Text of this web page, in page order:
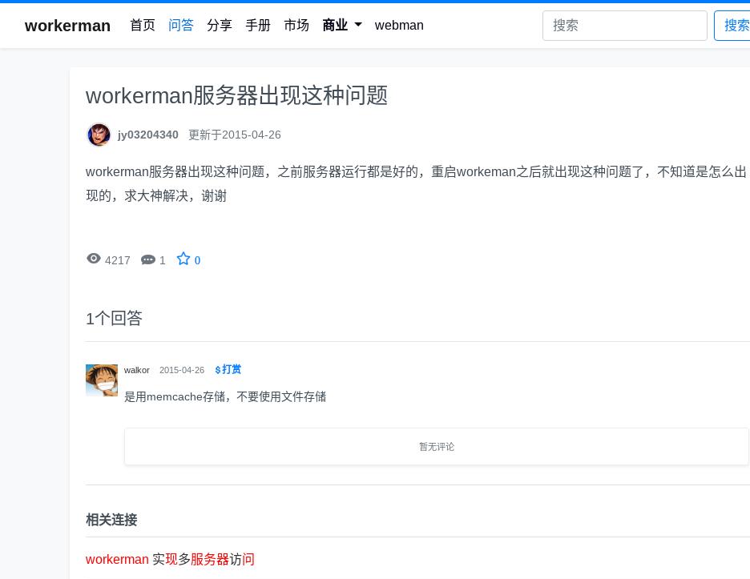
workerman 首页 问答 分享 手册 市场 商业 webman 搜索
workerman服务器出现这种问题
jy03204340 更新于2015-04-26
workerman服务器出现这种问题，之前服务器运行都是好的，重启workeman之后就出现这种问题了，不知道是怎么出
现的，求大神解决，谢谢
 4217  1 0
1个回答
walkor 2015-04-26 打赏
是用memcache存储，不要使用文件存储
暂无评论
相关连接
workerman 实现多服务器访问